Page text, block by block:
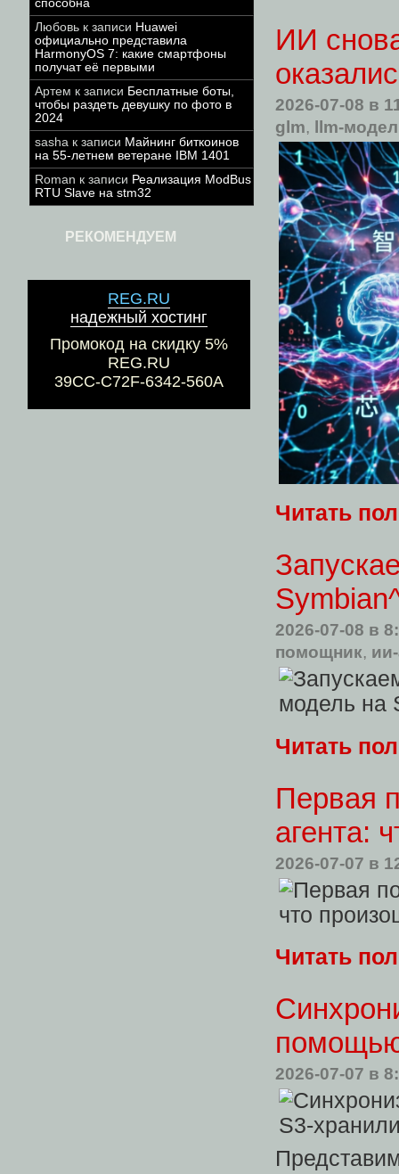
способна
Любовь к записи Huawei
официально представила
HarmonyOS 7: какие смартфоны
получат её первыми
Артем к записи Бесплатные боты,
чтобы раздеть девушку по фото в
2024
sasha к записи Майнинг биткоинов
на 55-летнем ветеране IBM 1401
Roman к записи Реализация ModBus
RTU Slave на stm32
РЕКОМЕНДУЕМ
REG.RU
надежный хостинг
Промокод на скидку 5%
REG.RU
39CC-C72F-6342-560A
ИИ
2026-07-08 в
glm, llm-
Читать
2026-07-08 в
помощник,
Читать
Первая
агента:
2026-07-07 в
Читать
2026-07-07 в